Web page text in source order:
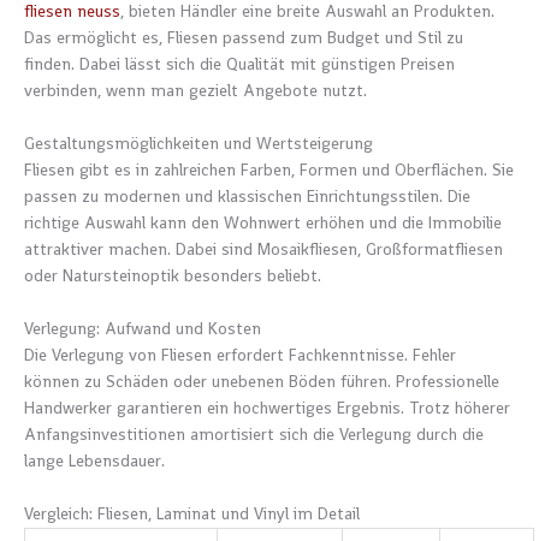
fliesen neuss, bieten Händler eine breite Auswahl an Produkten.
Das ermöglicht es, Fliesen passend zum Budget und Stil zu
finden. Dabei lässt sich die Qualität mit günstigen Preisen
verbinden, wenn man gezielt Angebote nutzt.
Gestaltungsmöglichkeiten und Wertsteigerung
Fliesen gibt es in zahlreichen Farben, Formen und Oberflächen. Sie
passen zu modernen und klassischen Einrichtungsstilen. Die
richtige Auswahl kann den Wohnwert erhöhen und die Immobilie
attraktiver machen. Dabei sind Mosaikfliesen, Großformatfliesen
oder Natursteinoptik besonders beliebt.
Verlegung: Aufwand und Kosten
Die Verlegung von Fliesen erfordert Fachkenntnisse. Fehler
können zu Schäden oder unebenen Böden führen. Professionelle
Handwerker garantieren ein hochwertiges Ergebnis. Trotz höherer
Anfangsinvestitionen amortisiert sich die Verlegung durch die
lange Lebensdauer.
Vergleich: Fliesen, Laminat und Vinyl im Detail